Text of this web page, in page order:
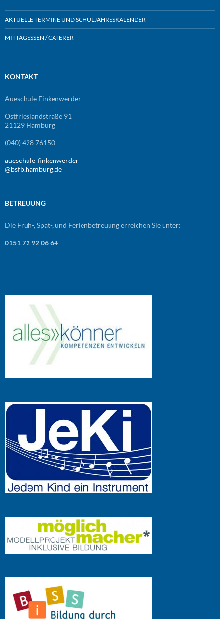
AKTUELLE TERMINE UND SCHULJAHRESKALENDER
MITTAGESSEN / CATERER
KONTAKT
Aueschule Finkenwerder
Ostfrieslandstraße 91
21129 Hamburg
(040) 428 76150
aueschule-finkenwerder
@bsfb.hamburg.de
BETREUUNG
Die Früh-, Spät-, und Ferienbetreuung erreichen Sie unter:
0151 72 92 06 64